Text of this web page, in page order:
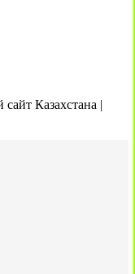
Казахстана |